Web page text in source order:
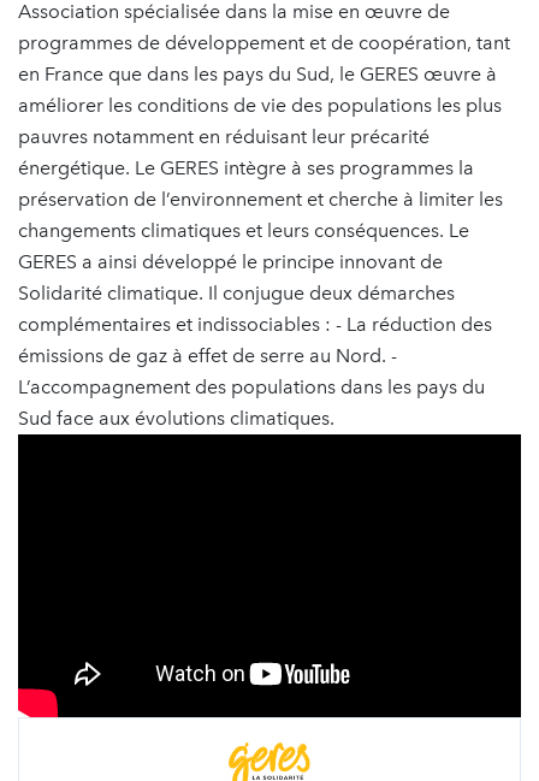
Association spécialisée dans la mise en œuvre de
programmes de développement et de coopération, tant
en France que dans les pays du Sud, le GERES œuvre à
améliorer les conditions de vie des populations les plus
pauvres notamment en réduisant leur précarité
énergétique. Le GERES intègre à ses programmes la
préservation de l’environnement et cherche à limiter les
changements climatiques et leurs conséquences. Le
GERES a ainsi développé le principe innovant de
Solidarité climatique. Il conjugue deux démarches
complémentaires et indissociables : - La réduction des
émissions de gaz à effet de serre au Nord. -
L’accompagnement des populations dans les pays du
Sud face aux évolutions climatiques.